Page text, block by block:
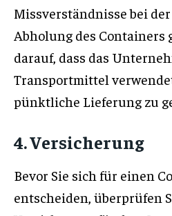
Missverständnisse bei
Abholung des Containers
darauf, dass das
Transportmittel
pünktliche Lieferung zu
4. Versicherung
Bevor Sie sich für einen
entscheiden, überprüfen